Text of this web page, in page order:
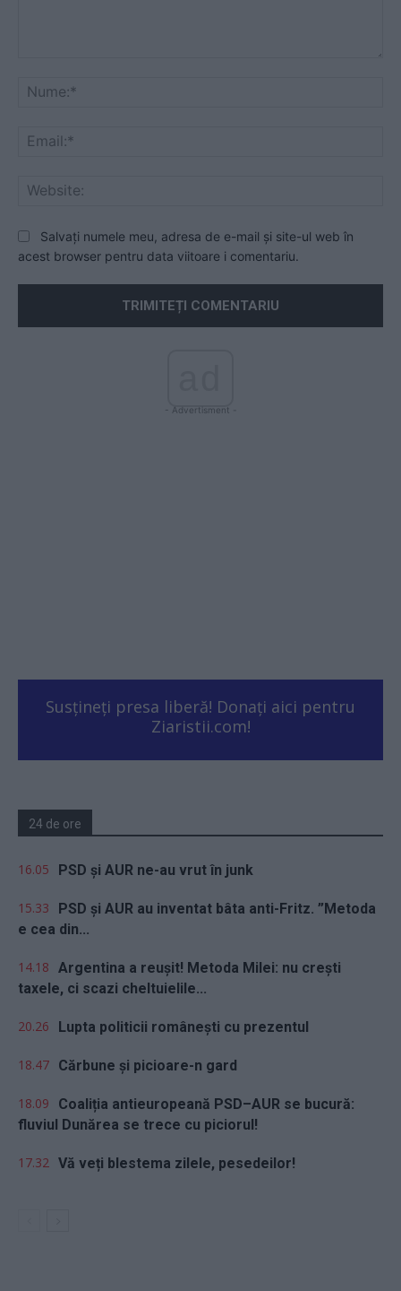
Salvați numele meu, adresa de e-mail și site-ul web în
acest browser pentru data viitoare i comentariu.
- Advertisment -
Susțineți presa liberă! Donați aici pentru
Ziaristii.com!
24 de ore
16.05 PSD și AUR ne-au vrut în junk
15.33
PSD și AUR au inventat bâta anti-Fritz. ”Metoda
e cea din...
14.18 Argentina a reușit! Metoda Milei: nu crești
taxele, ci scazi cheltuielile...
20.26 Lupta politicii românești cu prezentul
18.47 Cărbune și picioare-n gard
18.09
Coaliția antieuropeană PSD–AUR se bucură:
fluviul Dunărea se trece cu piciorul!
17.32 Vă veți blestema zilele, pesedeilor!